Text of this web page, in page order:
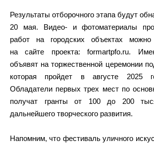
Результаты отборочного этапа будут
20 мая. Видео- и фотоматериалы
работ на городских объектах
на сайте проекта: formartpfo.ru.
объявят на торжественной церемонии
которая пройдет в августе 2025
Обладатели первых трех мест по
получат гранты от 100 до 200
дальнейшего творческого развития.
Напомним, что фестиваль уличного